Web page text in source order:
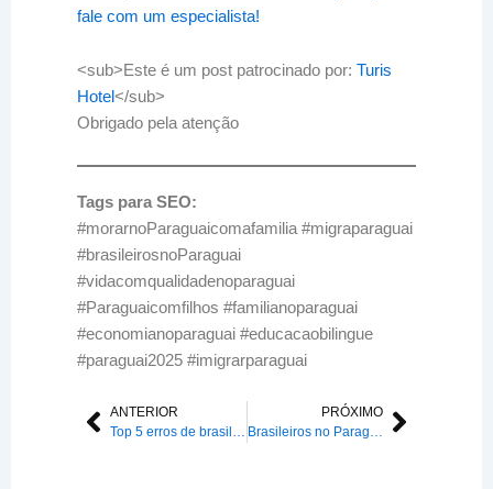
fale com um especialista!
<sub>Este é um post patrocinado por: Turis
Hotel</sub>
Obrigado pela atenção
Tags para SEO:
#morarnoParaguaicomafamilia #migraparaguai
#brasileirosnoParaguai
#vidacomqualidadenoparaguai
#Paraguaicomfilhos #familianoparaguai
#economianoparaguai #educacaobilingue
#paraguai2025 #imigrarparaguai
Anterior
ANTERIOR
Top 5 erros de brasileiros ao migrar para o Paraguai (e como evitar)
PRÓXIMO
Brasileiros no Paraguai: Vantagens, Impostos e Oportunidades de Negócio #01